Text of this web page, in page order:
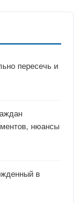
пересечь и
нюансы
в